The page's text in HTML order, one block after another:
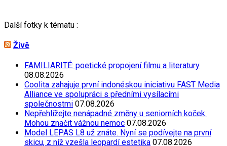
Další fotky k tématu :
Živě
FAMILIARITÉ: poetické propojení filmu a literatury
08.08.2026
Coolita zahajuje první indonéskou iniciativu FAST Media
Alliance ve spolupráci s předními vysílacími
společnostmi 07.08.2026
Nepřehlížejte nenápadné změny u seniorních koček.
Mohou značit vážnou nemoc 07.08.2026
Model LEPAS L8 už znáte. Nyní se podívejte na první
skicu, z níž vzešla leopardí estetika 07.08.2026